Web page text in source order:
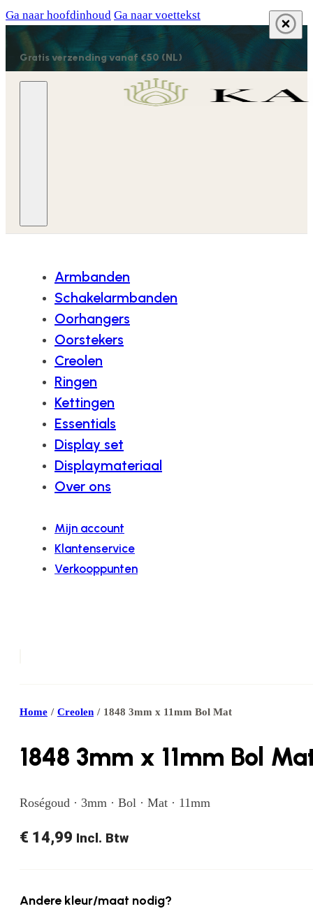
Ga naar hoofdinhoud Ga naar voettekst
Gratis verzending vanaf €50 (NL)
Armbanden
Schakelarmbanden
Oorhangers
Oorstekers
Creolen
Ringen
Kettingen
Essentials
Display set
Displaymateriaal
Over ons
Mijn account
Klantenservice
Verkooppunten
Home / Creolen / 1848 3mm x 11mm Bol Mat
1848 3mm x 11mm Bol
Roségoud · 3mm · Bol · Mat · 11mm
€ 14,99 Incl. Btw
Andere kleur/maat nodig?